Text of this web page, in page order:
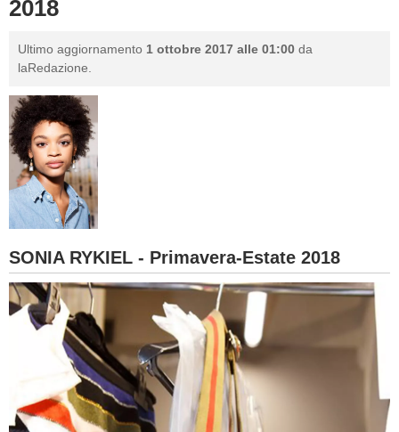
BIOGRAFIE
DEFINIZIONI
GASTRONOMIA
CAPELLI
SESSO
DIETA
GUIDE
2018
Ultimo aggiornamento 1 ottobre 2017 alle 01:00 da
laRedazione.
SONIA RYKIEL - Primavera-Estate 2018